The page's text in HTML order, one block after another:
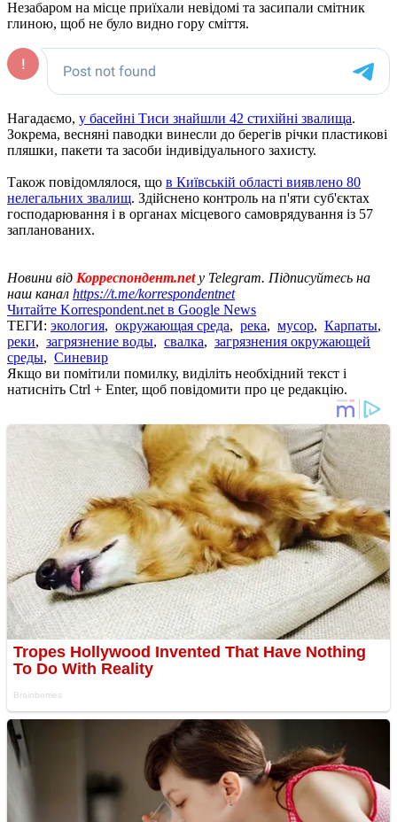
Незабаром на місце приїхали невідомі та засипали смітник
глиною, щоб не було видно гору сміття.
Нагадаємо, у басейні Тиси знайшли 42 стихійні звалища.
Зокрема, весняні паводки винесли до берегів річки пластикові
пляшки, пакети та засоби індивідуального захисту.
Також повідомлялося, що в Київській області виявлено 80
нелегальних звалищ. Здійснено контроль на п'яти суб'єктах
господарювання і в органах місцевого самоврядування із 57
запланованих.
Новини від Корреспондент.netу Telegram. Підписуйтесь на
наш канал https://t.me/korrespondentnet
Читайте Korrespondent.net в Google News
ТЕГИ: экология, окружающая среда, река, мусор, Карпаты,
реки, загрязнение воды, свалка, загрязнения окружающей
среды, Синевир
Якщо ви помітили помилку, виділіть необхідний текст і
натисніть Ctrl + Enter, щоб повідомити про це редакцію.